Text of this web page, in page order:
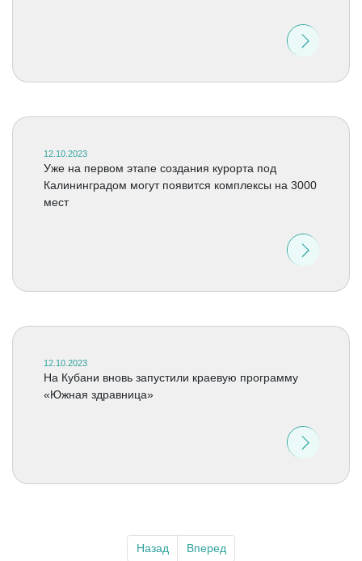
12.10.2023
Уже на первом этапе создания курорта под
Калининградом могут появится комплексы на 3000
мест
12.10.2023
На Кубани вновь запустили краевую программу
«Южная здравница»
Назад Вперед